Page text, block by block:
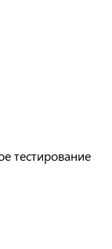
тестирование